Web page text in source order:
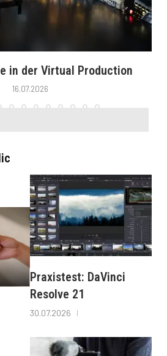
in der Virtual Production
16.07.2026
Praxistest: DaVinci
Resolve 21
30.07.2026